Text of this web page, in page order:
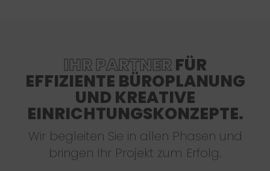
IHR PARTNERFÜR
EFFIZIENTE BÜROPLANUNG
UND KREATIVE
EINRICHTUNGSKONZEPTE.
Wir begleiten Sie in allen Phasen und
bringen Ihr Projekt zum Erfolg.